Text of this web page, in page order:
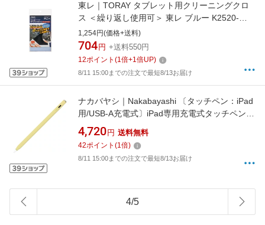
東レ｜TORAY タブレット用クリーニングクロ
ス ＜繰り返し使用可＞ 東レ ブルー K2520-
TRYTB-G102
1,254円(価格+送料)
704 円 +送料550円
12ポイント (1倍+1倍UP)
8/11 15:00までの注文で最短8/13お届け
ナカバヤシ｜Nakabayashi 〔タッチペン：iPad
用/USB-A充電式〕iPad専用充電式タッチペン
ライトイエロー TPEN-001Y
4,720 円 送料無料
42ポイント (1倍)
8/11 15:00までの注文で最短8/13お届け
4/5